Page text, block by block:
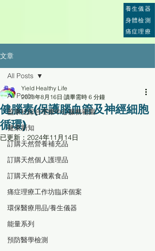
養生儀器
身體檢測
痛症理療
文章
All Posts
盈康社綜合理療中心服務範圍
健康新知
訂購天然營養補充品
訂購天然個人護理品
訂購天然有機素食品
痛症理療工作坊臨床個案
環保醫療用品/養生儀器
能量系列
預防醫學檢測
All Posts
健腦素(保護腦血管及神經細胞
循環)
Yield Healthy Life
2023年8月16日 讀畢需時 6 分鐘
已更新： 2024年11月14日